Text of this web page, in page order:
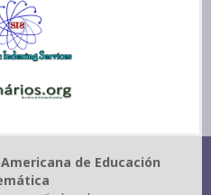
de Educación